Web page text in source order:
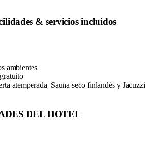
& servicios incluidos
ambientes
atemperada, Sauna seco finlandés y Jacuzzi
DEL HOTEL